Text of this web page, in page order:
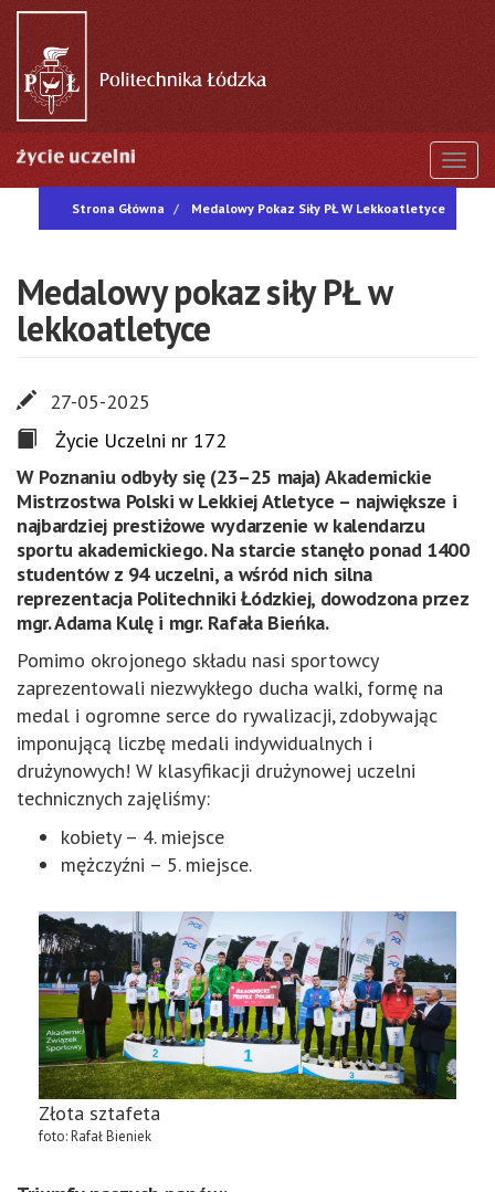
Przejdź
treści
Strona Główna Medalowy Pokaz Siły PŁ W Lekkoatletyce
Medalowy pokaz siły PŁ w
lekkoatletyce
27-05-2025
Życie Uczelni nr 172
W Poznaniu odbyły się (23–25 maja) Akademickie
Mistrzostwa Polski w Lekkiej Atletyce – największe i
najbardziej prestiżowe wydarzenie w kalendarzu
sportu akademickiego. Na starcie stanęło ponad 1400
studentów z 94 uczelni, a wśród nich silna
reprezentacja Politechniki Łódzkiej, dowodzona przez
mgr. Adama Kulę i mgr. Rafała Bieńka.
Pomimo okrojonego składu nasi sportowcy
zaprezentowali niezwykłego ducha walki, formę na
medal i ogromne serce do rywalizacji, zdobywając
imponującą liczbę medali indywidualnych i
drużynowych! W klasyfikacji drużynowej uczelni
technicznych zajęliśmy:
kobiety – 4. miejsce
mężczyźni – 5. miejsce.
Złota sztafeta
foto: Rafał Bieniek